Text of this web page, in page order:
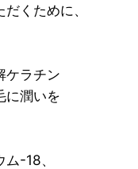
くために、
ケラチン
に潤いを
-18、